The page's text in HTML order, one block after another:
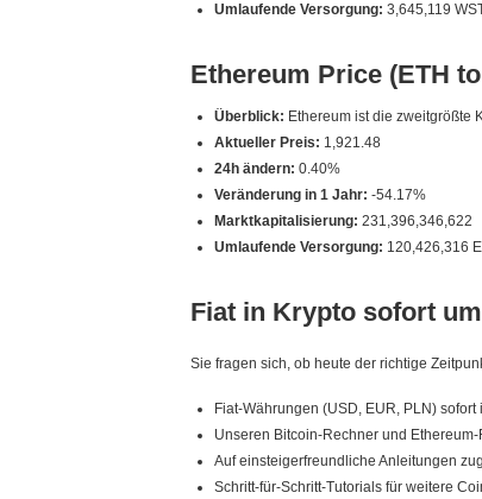
Umlaufende Versorgung: 3,645,119
Ethereum Price (ETH
Überblick: Ethereum ist die zweitgrößte
Aktueller Preis: 1,921.48
24h ändern: 0.40%
Veränderung in 1 Jahr: -54.17%
Marktkapitalisierung: 231,396,346,622
Umlaufende Versorgung: 120,426,316
Fiat in Krypto sofort
Sie fragen sich, ob heute der richtige
Fiat-Währungen (USD, EUR, PLN)
Unseren Bitcoin-Rechner und
Auf einsteigerfreundliche Anleitungen
Schritt-für-Schritt-Tutorials für weitere